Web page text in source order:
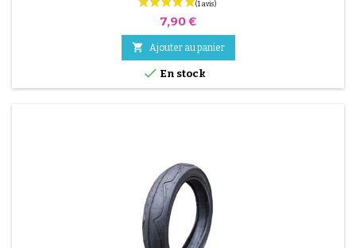
Prix
7,90 €
 Ajouter au panier
 En stock